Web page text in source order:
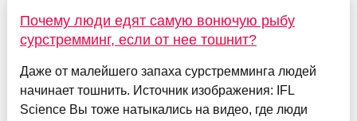
Почему люди едят самую вонючую рыбу
сурстремминг, если от нее тошнит?
Даже от малейшего запаха сурстремминга людей
начинает тошнить. Источник изображения: IFL
Science Вы тоже натыкались на видео, где люди